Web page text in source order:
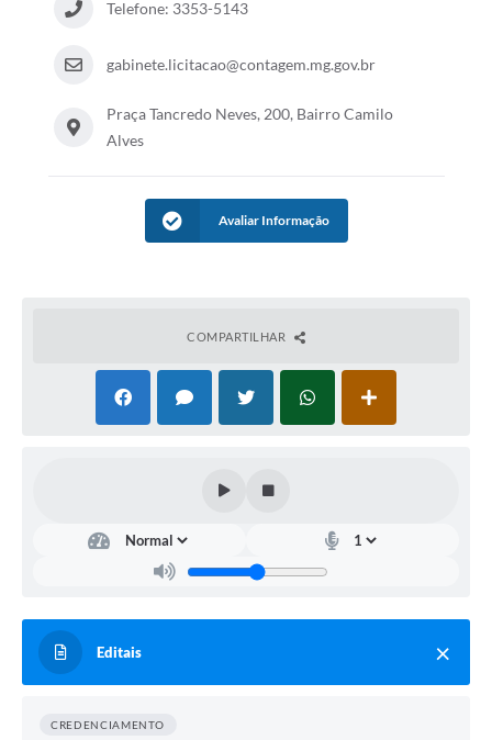
Telefone: 3353-5143
gabinete.licitacao@contagem.mg.gov.br
Praça Tancredo Neves, 200, Bairro Camilo
Alves
Avaliar Informação
COMPARTILHAR
Editais
CREDENCIAMENTO